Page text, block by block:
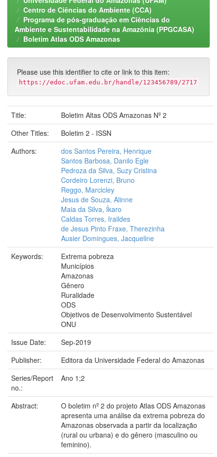
Centro de Ciências do Ambiente (CCA)
Programa de pós-graduação em Ciências do
Ambiente e Sustentabilidade na Amazônia (PPGCASA)
Boletim Atlas ODS Amazonas
Please use this identifier to cite or link to this item:
https://edoc.ufam.edu.br/handle/123456789/2717
Title:
Boletim Altas ODS Amazonas Nº 2
Other Titles:
Boletim 2 - ISSN
Authors:
dos Santos Pereira, Henrique
Santos Barbosa, Danilo Egle
Pedroza da Silva, Suzy Cristina
Cordeiro Lorenzi, Bruno
Reggo, Marcicley
Jesus de Souza, Alinne
Maia da Silva, Íkaro
Caldas Torres, Iraildes
de Jesus Pinto Fraxe, Therezinha
Ausier Domingues, Jacqueline
Keywords:
Extrema pobreza
Municípios
Amazonas
Gênero
Ruralidade
ODS
Objetivos de Desenvolvimento Sustentável
ONU
Issue Date:
Sep-2019
Publisher:
Editora da Universidade Federal do Amazonas
Series/Report
no.:
Ano 1;2
Abstract:
O boletim nº 2 do projeto Atlas ODS Amazonas
apresenta uma análise da extrema pobreza do
Amazonas observada a partir da localização
(rural ou urbana) e do gênero (masculino ou
feminino).